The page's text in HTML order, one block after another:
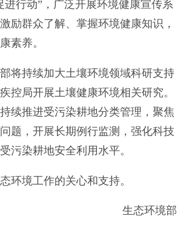
进行动”，广泛开展环境健康宣传系
励群众了解、掌握环境健康知识，
素养。
持续加大土壤环境领域科研支持
控局开展土壤健康环境相关研究。
续推进受污染耕地分类管理，聚焦
题，开展长期例行监测，强化科技
污染耕地安全利用水平。
境工作的关心和支持。
生态环境部